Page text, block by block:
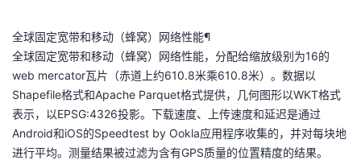
页
开
发
者
我
全球固定宽带和移动（蜂窝）网络性能¶
全球固定宽带和移动（蜂窝）网络性能，分配给缩放级别为16的
web mercator瓦片（赤道上约610.8米乘610.8米）。数据以
Shapefile格式和Apache Parquet格式提供，几何图形以WKT格式
表示，以EPSG:4326投影。下载速度、上传速度和延迟是通过
Android和iOS的Speedtest by Ookla应用程序收集的，并对每块地
进行平均。测量结果被过滤为含有GPS质量的位置精度的结果。